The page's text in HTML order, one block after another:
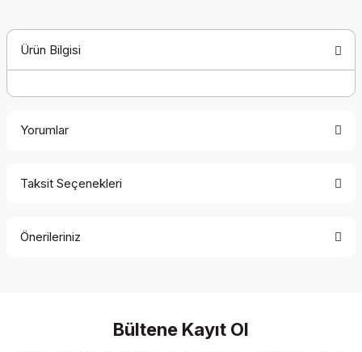
Ürün Bilgisi
Yorumlar
Taksit Seçenekleri
Önerileriniz
Görüş ve önerileriniz için teşekkür ederiz.
Bültene Kayıt Ol